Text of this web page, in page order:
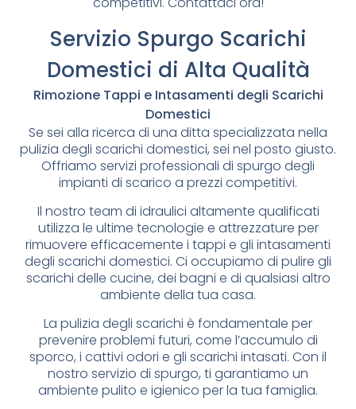
Servizio Spurgo Scarichi
Domestici di Alta Qualità
Rimozione Tappi e Intasamenti degli Scarichi
Domestici
Se sei alla ricerca di una ditta specializzata nella
pulizia degli scarichi domestici, sei nel posto giusto.
Offriamo servizi professionali di spurgo degli
impianti di scarico a prezzi competitivi.
Il nostro team di idraulici altamente qualificati
utilizza le ultime tecnologie e attrezzature per
rimuovere efficacemente i tappi e gli intasamenti
degli scarichi domestici. Ci occupiamo di pulire gli
scarichi delle cucine, dei bagni e di qualsiasi altro
ambiente della tua casa.
La pulizia degli scarichi è fondamentale per
prevenire problemi futuri, come l’accumulo di
sporco, i cattivi odori e gli scarichi intasati. Con il
nostro servizio di spurgo, ti garantiamo un
ambiente pulito e igienico per la tua famiglia.